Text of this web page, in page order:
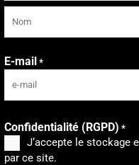
E-mail *
Confidentialité (RGPD) *
J‘accepte le stockage
par ce site.